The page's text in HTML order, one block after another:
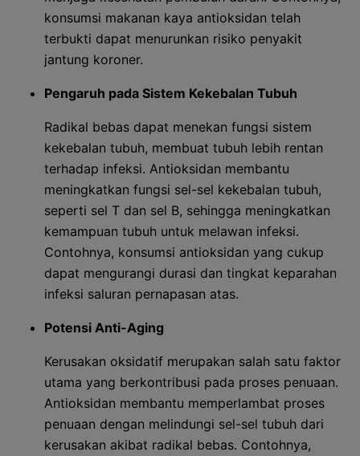
konsumsi makanan kaya antioksidan telah
terbukti dapat menurunkan risiko penyakit
jantung koroner.
Pengaruh pada Sistem Kekebalan Tubuh
Radikal bebas dapat menekan fungsi sistem
kekebalan tubuh, membuat tubuh lebih rentan
terhadap infeksi. Antioksidan membantu
meningkatkan fungsi sel-sel kekebalan tubuh,
seperti sel T dan sel B, sehingga meningkatkan
kemampuan tubuh untuk melawan infeksi.
Contohnya, konsumsi antioksidan yang cukup
dapat mengurangi durasi dan tingkat keparahan
infeksi saluran pernapasan atas.
Potensi Anti-Aging
Kerusakan oksidatif merupakan salah satu faktor
utama yang berkontribusi pada proses penuaan.
Antioksidan membantu memperlambat proses
penuaan dengan melindungi sel-sel tubuh dari
kerusakan akibat radikal bebas. Contohnya,